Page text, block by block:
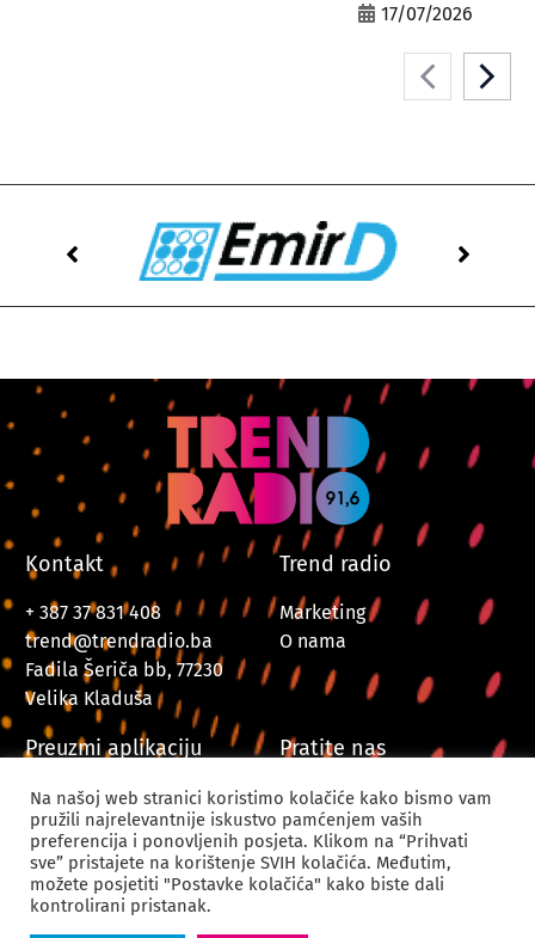
17/07/2026
Kontakt
+ 387 37 831 408
trend@trendradio.ba
Fadila Šeriča bb, 77230
Velika Kladuša
Trend radio
Marketing
O nama
Preuzmi aplikaciju Pratite nas
© 2024. Trend Radio Velika Kladuša. Sva prava zadržana.
Na našoj web stranici koristimo kolačiće kako bismo vam
pružili najrelevantnije iskustvo pamćenjem vaših
preferencija i ponovljenih posjeta. Klikom na “Prihvati
sve” pristajete na korištenje SVIH kolačića. Međutim,
možete posjetiti "Postavke kolačića" kako biste dali
kontrolirani pristanak.